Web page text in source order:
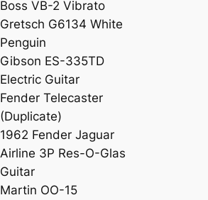
Boss VB-2 Vibrato
Gretsch G6134 White
Penguin
Gibson ES-335TD
Electric Guitar
Fender Telecaster
(Duplicate)
1962 Fender Jaguar
Airline 3P Res-O-Glas
Guitar
Martin OO-15